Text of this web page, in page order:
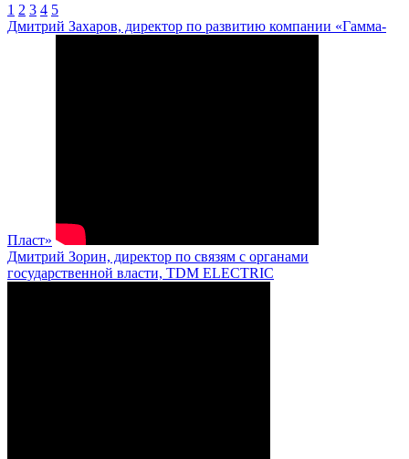
1 2 3 4 5
Дмитрий Захаров, директор по развитию компании «Гамма-
Пласт»
Дмитрий Зорин, директор по связям с органами
государственной власти, TDM ELECTRIC